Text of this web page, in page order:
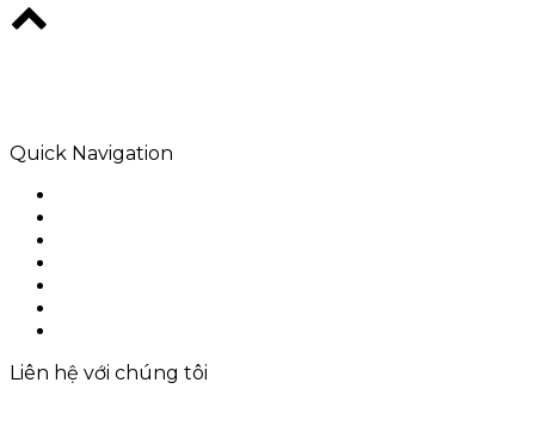
Quick Navigation
Liên hệ với chúng tôi